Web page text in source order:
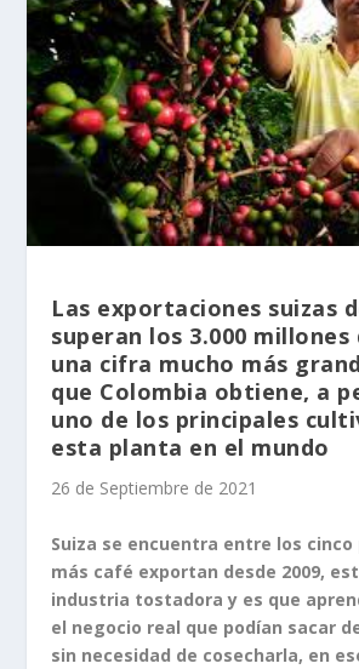
Las exportaciones suizas
superan los 3.000 millones
una cifra mucho más
que Colombia obtiene, a
uno de los principales
esta planta en el mundo
26 de Septiembre de 2021
Suiza se encuentra entre los cinco
más café exportan desde 2009,
industria tostadora y es que
el negocio real que podían sacar
sin necesidad de cosecharla, en